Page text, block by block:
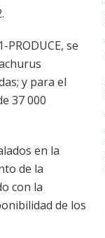
se
y para el
37 000
en la
de la
con la
de los